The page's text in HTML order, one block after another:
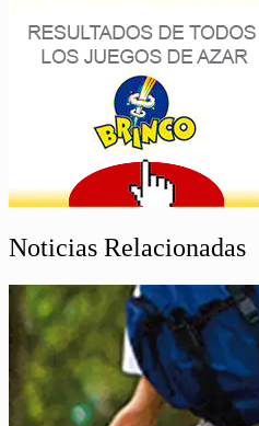
Noticias Relacionadas